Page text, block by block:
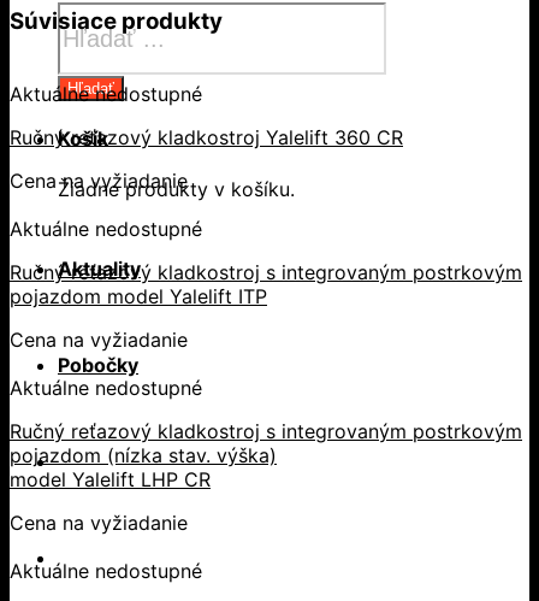
Hľadať
Košík
Žiadne produkty v košíku.
Aktuality
Pobočky
Súvisiace produkty
Aktuálne nedostupné
Ručný reťazový kladkostroj Yalelift 360 CR
Cena na vyžiadanie
Aktuálne nedostupné
Ručný reťazový kladkostroj s integrovaným postrkovým
pojazdom model Yalelift ITP
Cena na vyžiadanie
Aktuálne nedostupné
Ručný reťazový kladkostroj s integrovaným postrkovým
pojazdom (nízka stav. výška)
model Yalelift LHP CR
Cena na vyžiadanie
Aktuálne nedostupné